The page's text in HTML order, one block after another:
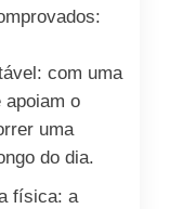
com uma
apoiam o
uma
do dia.
física: a